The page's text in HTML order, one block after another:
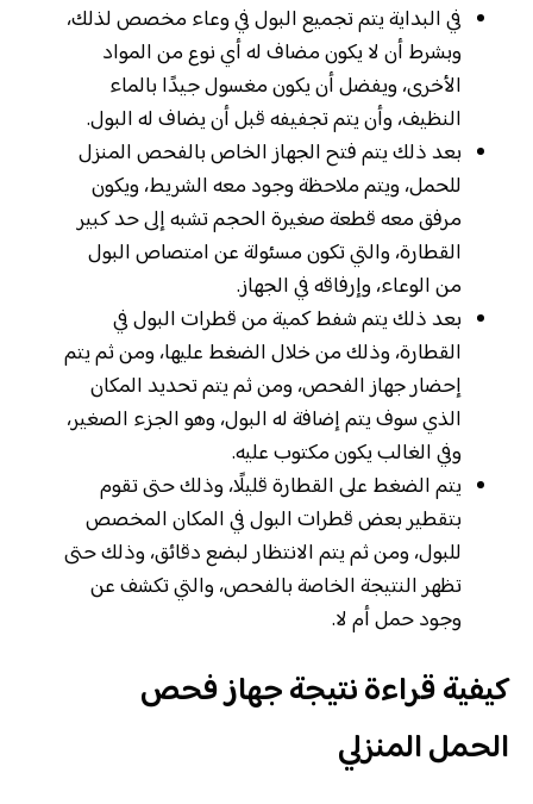
في البداية يتم تجميع البول في وعاء مخصص لذلك،
وبشرط أن لا يكون مضاف له أي نوع من المواد
الأخرى، ويفضل أن يكون مغسول جيدًا بالماء
النظيف، وأن يتم تجفيفه قبل أن يضاف له البول.
بعد ذلك يتم فتح الجهاز الخاص بالفحص المنزل
للحمل، ويتم ملاحظة وجود معه الشريط، ويكون
مرفق معه قطعة صغيرة الحجم تشبه إلى حد كبير
القطارة، والتي تكون مسئولة عن امتصاص البول
من الوعاء، وإرفاقه في الجهاز.
بعد ذلك يتم شفط كمية من قطرات البول في
القطارة، وذلك من خلال الضغط عليها، ومن ثم يتم
إحضار جهاز الفحص، ومن ثم يتم تحديد المكان
الذي سوف يتم إضافة له البول، وهو الجزء الصغير،
وفي الغالب يكون مكتوب عليه.
يتم الضغط على القطارة قليلًا، وذلك حتى تقوم
بتقطير بعض قطرات البول في المكان المخصص
للبول، ومن ثم يتم الانتظار لبضع دقائق، وذلك حتى
تظهر النتيجة الخاصة بالفحص، والتي تكشف عن
وجود حمل أم لا.
كيفية قراءة نتيجة جهاز فحص
الحمل المنزلي